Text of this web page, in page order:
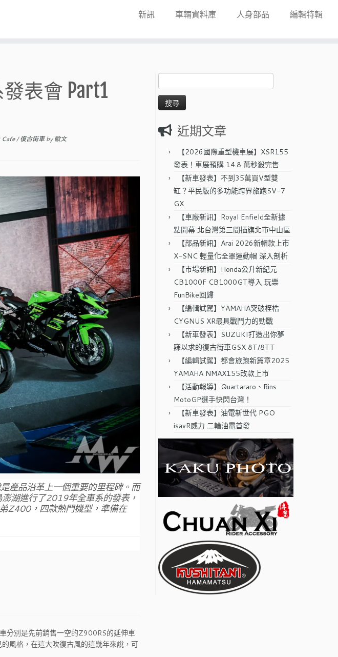
新訊 車輛資料庫 人身部品 編輯特輯
發表會 Part1
/復古街車by歐文
產品沿革上一個重要的里程碑。而
湖進行了2019年全車系的發表，
Z400，四款熱門機型，準備在
分別是先前銷售一空的Z900RS的延伸車
風格，在這大吹復古風的這幾年來說，可
尋
鍵
近期文章
【2026國際重型機車展】XSR155
發表！車展預購 14.8 萬秒殺完售
【新車發表】不到35萬買V型雙
缸？平民版的多功能跨界旅跑SV-7
GX
【車廠新訊】Royal Enfield全新據
點開幕 北台灣第三間插旗北市中山區
【部品新訊】Arai 2026新帽款上市
X-SNC 輕量化全罩運動帽 深入剖析
【市場新訊】Honda公升新紀元
CB1000F CB1000GT導入 玩樂
FunBike回歸
【編輯試駕】YAMAHA突破桎梏
CYGNUS XR最具戰鬥力的勁戰
【新車發表】SUZUKI打造出你夢
寐以求的復古街車GSX 8T/8TT
【編輯試駕】都會旅跑新篇章2025
YAMAHA NMAX155改款上市
【活動報導】Quartararo、Rins
MotoGP選手快閃台灣！
【新車發表】油電新世代 PGO
isavR威力 二輪油電首發